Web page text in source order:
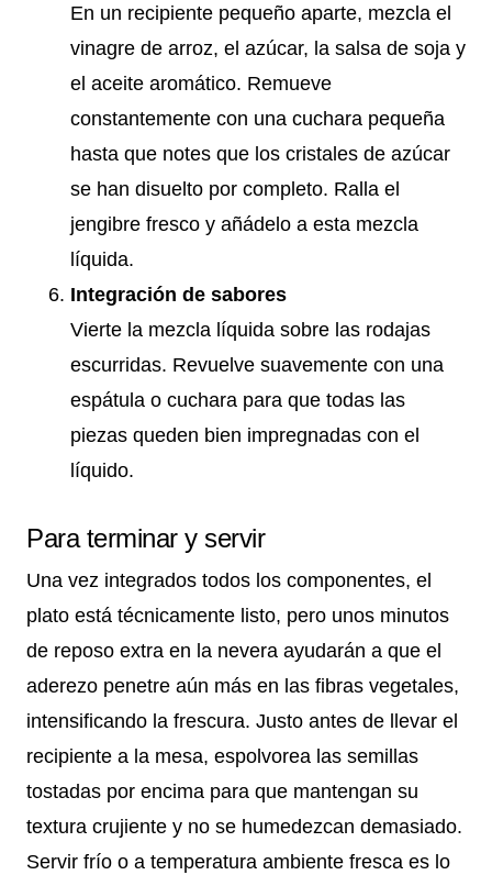
En un recipiente pequeño aparte, mezcla el
vinagre de arroz, el azúcar, la salsa de soja y
el aceite aromático. Remueve
constantemente con una cuchara pequeña
hasta que notes que los cristales de azúcar
se han disuelto por completo. Ralla el
jengibre fresco y añádelo a esta mezcla
líquida.
Integración de sabores
Vierte la mezcla líquida sobre las rodajas
escurridas. Revuelve suavemente con una
espátula o cuchara para que todas las
piezas queden bien impregnadas con el
líquido.
Para terminar y servir
Una vez integrados todos los componentes, el
plato está técnicamente listo, pero unos minutos
de reposo extra en la nevera ayudarán a que el
aderezo penetre aún más en las fibras vegetales,
intensificando la frescura. Justo antes de llevar el
recipiente a la mesa, espolvorea las semillas
tostadas por encima para que mantengan su
textura crujiente y no se humedezcan demasiado.
Servir frío o a temperatura ambiente fresca es lo